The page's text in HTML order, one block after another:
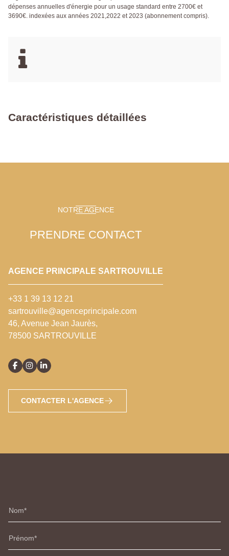
dépenses annuelles d'énergie pour un usage standard entre 2700€ et
3690€. indexées aux années 2021,2022 et 2023 (abonnement compris).
Caractéristiques détaillées
NOTRE AGENCE
PRENDRE CONTACT
AGENCE PRINCIPALE SARTROUVILLE
+33 1 39 13 12 21
sartrouville@agenceprincipale.com
46, Avenue Jean Jaurès,
78500 SARTROUVILLE
CONTACTER L'AGENCE
Nom
Prénom